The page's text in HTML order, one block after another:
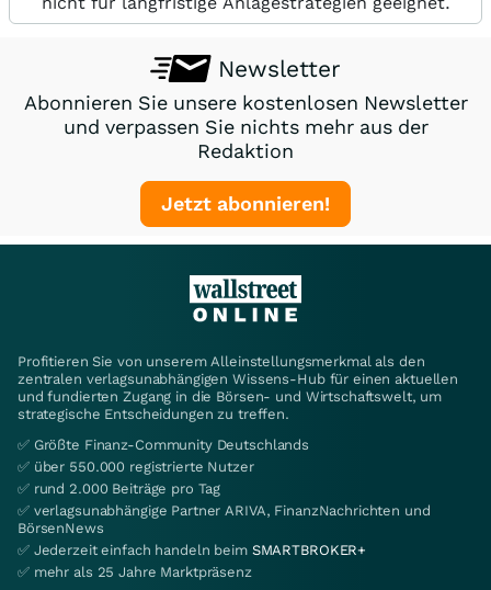
Newsletter
Abonnieren Sie unsere kostenlosen Newsletter
und verpassen Sie nichts mehr aus der
Redaktion
Jetzt abonnieren!
Profitieren Sie von unserem Alleinstellungsmerkmal als den
zentralen verlagsunabhängigen Wissens-Hub für einen aktuellen
und fundierten Zugang in die Börsen- und Wirtschaftswelt, um
strategische Entscheidungen zu treffen.
✅ Größte Finanz-Community Deutschlands
✅ über 550.000 registrierte Nutzer
✅ rund 2.000 Beiträge pro Tag
✅ verlagsunabhängige Partner ARIVA, FinanzNachrichten und
BörsenNews
✅ Jederzeit einfach handeln beim SMARTBROKER+
✅ mehr als 25 Jahre Marktpräsenz